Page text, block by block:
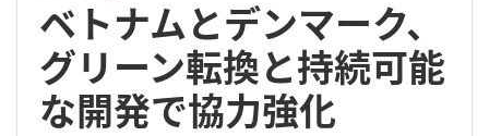
ベトナムとデンマーク、
グリーン転換と持続可能
な開発で協力強化